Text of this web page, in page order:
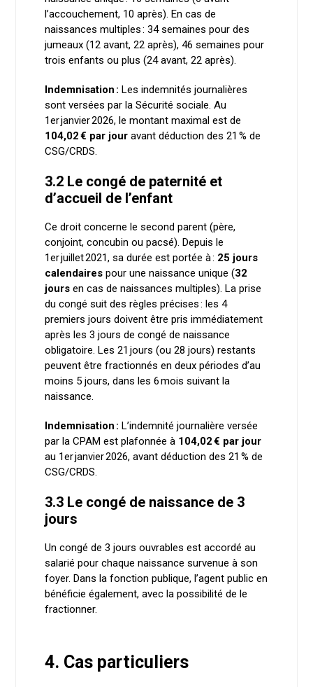
l’accouchement, 10 après). En cas de
naissances multiples : 34 semaines pour des
jumeaux (12 avant, 22 après), 46 semaines pour
trois enfants ou plus (24 avant, 22 après).
Indemnisation : Les indemnités journalières
sont versées par la Sécurité sociale. Au
1er janvier 2026, le montant maximal est de
104,02 € par jouravant déduction des 21 % de
CSG/CRDS.
3.2 Le congé de paternité et
d’accueil de l’enfant
Ce droit concerne le second parent (père,
conjoint, concubin ou pacsé). Depuis le
1er juillet 2021, sa durée est portée à : 25 jours
calendairespour une naissance unique (32
joursen cas de naissances multiples). La prise
du congé suit des règles précises : les 4
premiers jours doivent être pris immédiatement
après les 3 jours de congé de naissance
obligatoire. Les 21 jours (ou 28 jours) restants
peuvent être fractionnés en deux périodes d’au
moins 5 jours, dans les 6 mois suivant la
naissance.
Indemnisation : L’indemnité journalière versée
par la CPAM est plafonnée à 104,02 € par jour
au 1er janvier 2026, avant déduction des 21 % de
CSG/CRDS.
3.3 Le congé de naissance de 3
jours
Un congé de 3 jours ouvrables est accordé au
salarié pour chaque naissance survenue à son
foyer. Dans la fonction publique, l’agent public en
bénéficie également, avec la possibilité de le
fractionner.
4. Cas particuliers